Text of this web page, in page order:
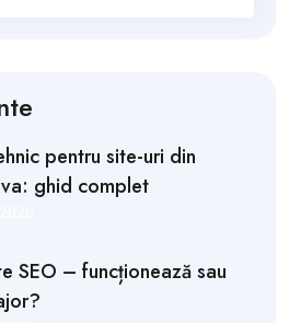
pentru site-uri din
ghid complet
SEO – funcționează sau